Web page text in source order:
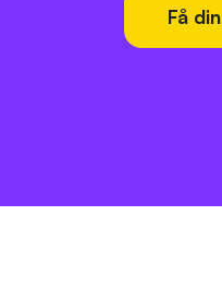
Få din